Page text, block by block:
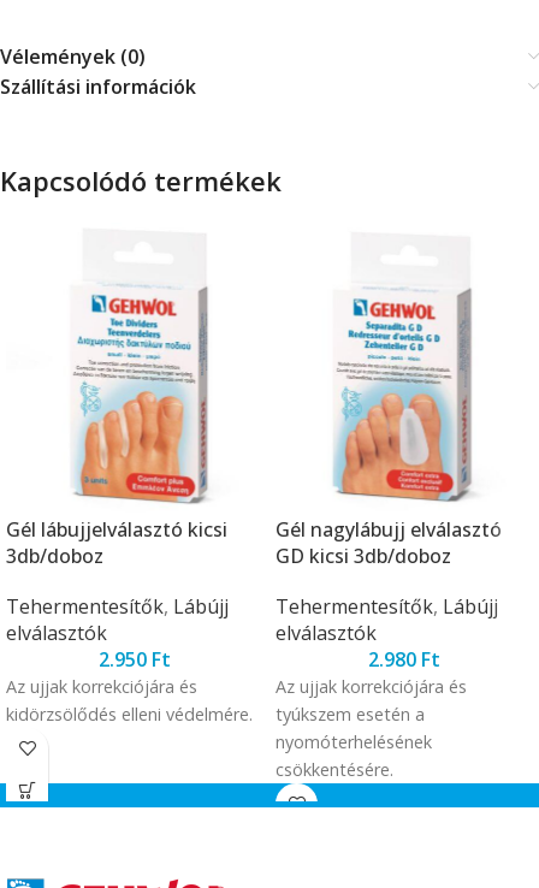
Vélemények (0)
Szállítási információk
Kapcsolódó termékek
Gél lábujjelválasztó kicsi
3db/doboz
Tehermentesítők, Lábújj
elválasztók
2.950 Ft
Az ujjak korrekciójára és
kidörzsölődés elleni védelmére.
Gél nagylábujj elválasztó
GD kicsi 3db/doboz
Tehermentesítők, Lábújj
elválasztók
2.980 Ft
Az ujjak korrekciójára és
tyúkszem esetén a
nyomóterhelésének
csökkentésére.